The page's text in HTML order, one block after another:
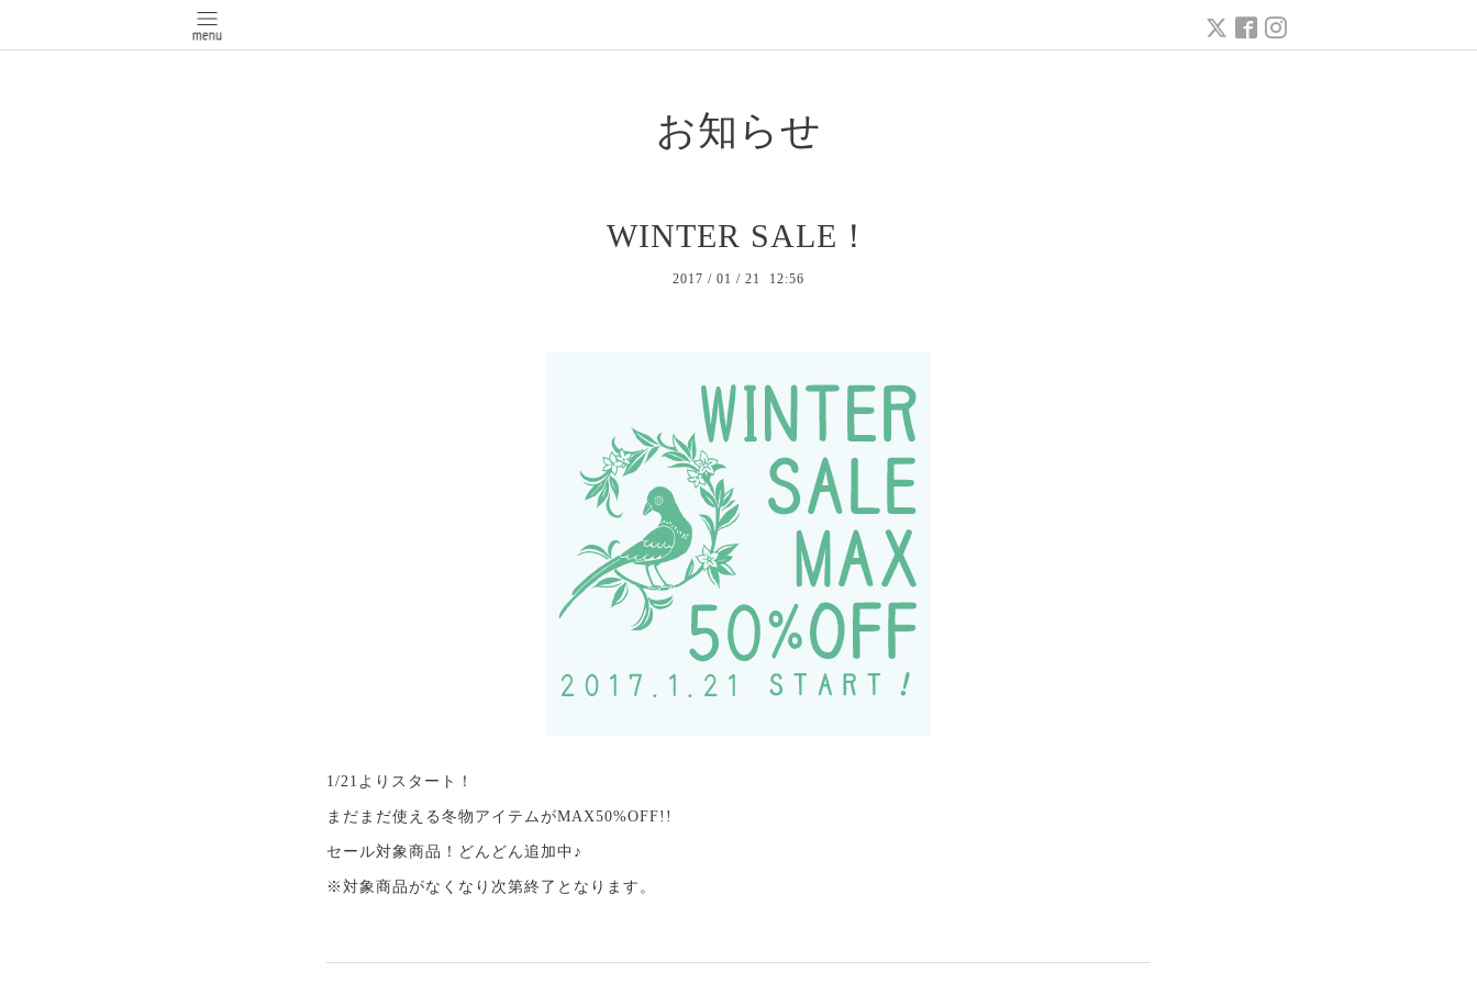
お知らせ
WINTER SALE！
2017 / 01 / 21 12:56
1/21よりスタート！
まだまだ使える冬物アイテムがMAX50%OFF!!
セール対象商品！どんどん追加中♪
※対象商品がなくなり次第終了となります。